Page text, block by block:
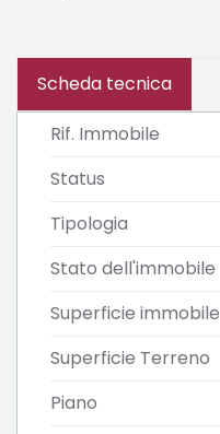
Scheda tecnica
Rif. Immobile
Status
Tipologia
Stato dell'immobile
Superficie immobile
Superficie Terreno
Piano